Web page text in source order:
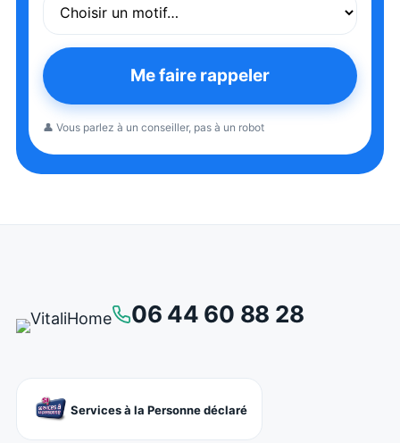
Me faire rappeler
👤 Vous parlez à un conseiller, pas à un robot
06 44 60 88 28
Services à la Personne déclaré